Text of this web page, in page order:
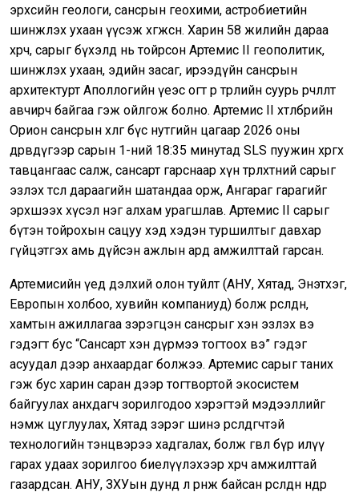
эрхсийн геологи, сансрын геохими, астробиетийн
шинжлэх ухаан үүсэж хөгжсөн. Харин 58 жилийн дараа
хөөрч, сарыг бүхэлд нь тойрсон Aртемис II геополитик,
шинжлэх ухаан, эдийн засаг, ирээдүйн сансрын
архитектурт Aполлогийн үеэс огт өөр төрлийн суурь өөрчлөлт
авчирч байгаа гэж ойлгож болно. Артемис II хөтөлбөрийн
Орион сансрын хөлөг бүс нутгийн цагаар 2026 оны
дөрөвдүгээр сарын 1-ний 18:35 минутад SLS пуужин хөөргөх
тавцангаас салж, сансарт гарснаар хүн төрөлхтний сарыг
эзлэх төсөл дараагийн шатандаа орж, Ангараг гарагийг
эрхшээх хүсэл нэг алхам урагшлав. Артемис II сарыг
бүтэн тойрохын сацуу хэд хэдэн туршилтыг давхар
гүйцэтгэх амь дүйсэн ажлын ард амжилттай гарсан.
Артемисийн үед дэлхий олон туйлт (АНУ, Хятад, Энэтхэг,
Европын холбоо, хувийн компаниуд) болж өрсөлдөөн,
хамтын ажиллагаа зэрэгцэн сансрыг хэн эзлэх вэ
гэдэгт бус “Сансарт хэн дүрмээ тогтоох вэ” гэдэг
асуудал дээр анхаардаг болжээ. Aртемис сарыг таних
гэж бус харин саран дээр тогтвортой экосистем
байгуулах анхдагч зорилгодоо хэрэгтэй мэдээллийг
нэмж цуглуулах, Хятад зэрэг шинэ өрсөлдөгчтэй
технологийн тэнцвэрээ хадгалах, болж өгвөл бүр илүү
гарах удаах зорилгоо биелүүлэхээр хөөрч амжилттай
газардсан. АНУ, ЗХУын дунд л өрнөж байсан өрсөлдөөн өнөөдөр